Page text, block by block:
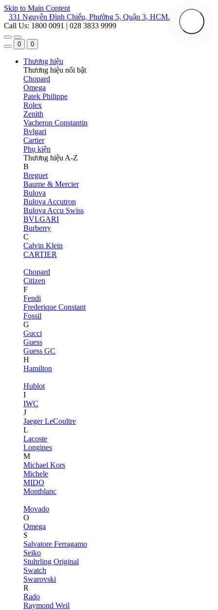
Skip to Main Content
331 Nguyễn Đình Chiểu, Phường 5, Quận 3, HCM.
Call Us: 1800 0091 | 028 3833 9999
0 0
Thương hiệu
Thương hiệu nổi bật
Chopard
Omega
Patek Philippe
Rolex
Zenith
Vacheron Constantin
Bvlgari
Cartier
Phụ kiện
Thương hiệu A-Z
B
Breguet
Baume & Mercier
Bulova
Bulova Accutron
Bulova Accu Swiss
BVLGARI
Burberry
C
Calvin Klein
CARTIER
Chopard
Citizen
F
Fendi
Frederique Constant
Fossil
G
Gucci
Guess
Guess GC
H
Hamilton
Hublot
I
IWC
J
Jaeger LeCoultre
L
Lacoste
Longines
M
Michael Kors
Michele
MIDO
Montblanc
Movado
O
Omega
S
Salvatore Ferragamo
Seiko
Stuhrling Original
Swatch
Swarovski
R
Rado
Raymond Weil